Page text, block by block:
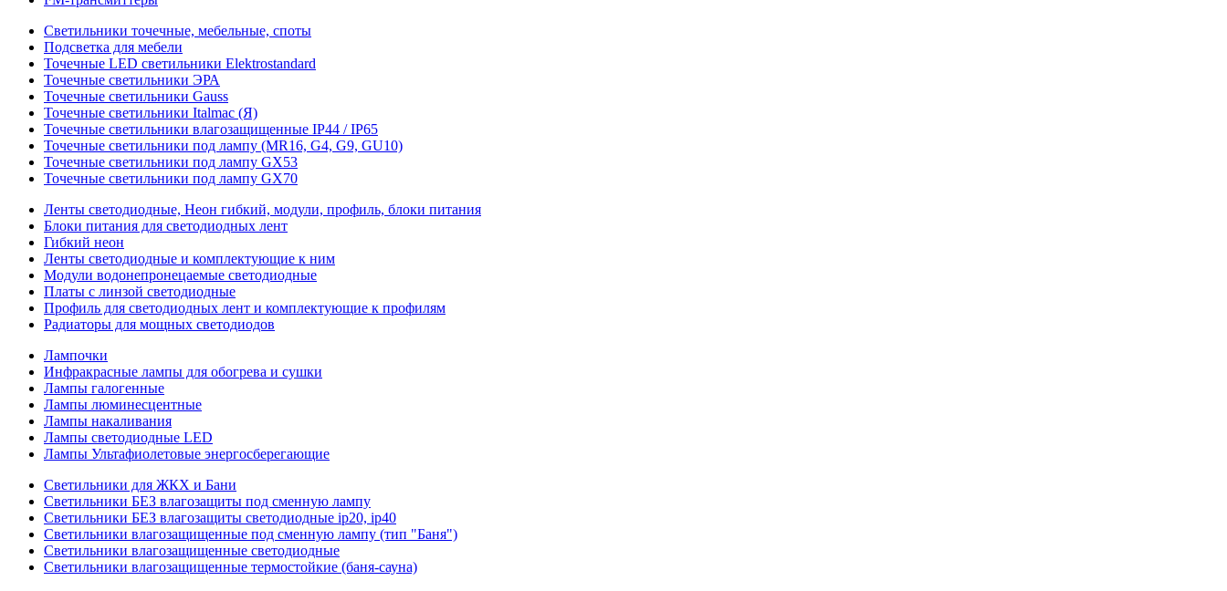
Светильники точечные, мебельные, споты
Подсветка для мебели
Точечные LED светильники Elektrostandard
Точечные светильники ЭРА
Точечные светильники Gauss
Точечные светильники Italmac (Я)
Точечные светильники влагозащищенные IP44 / IP65
Точечные светильники под лампу (MR16, G4, G9, GU10)
Точечные светильники под лампу GX53
Точечные светильники под лампу GX70
Ленты светодиодные, Неон гибкий, модули, профиль, блоки питания
Блоки питания для светодиодных лент
Гибкий неон
Ленты светодиодные и комплектующие к ним
Модули водонепронецаемые светодиодные
Платы с линзой светодиодные
Профиль для светодиодных лент и комплектующие к профилям
Радиаторы для мощных светодиодов
Лампочки
Инфракрасные лампы для обогрева и сушки
Лампы галогенные
Лампы люминесцентные
Лампы накаливания
Лампы светодиодные LED
Лампы Ультафиолетовые энергосберегающие
Светильники для ЖКХ и Бани
Светильники БЕЗ влагозащиты под сменную лампу
Светильники БЕЗ влагозащиты светодиодные ip20, ip40
Светильники влагозащищенные под сменную лампу (тип "Баня")
Светильники влагозащищенные светодиодные
Светильники влагозащищенные термостойкие (баня-сауна)